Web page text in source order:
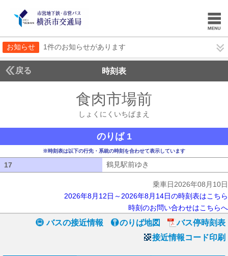
お知らせ 1件のお知らせがあります
戻る 時刻表
食肉市場前
しょくにくいちばまえ
のりば 1
※時刻表は以下の行先・系統の時刻を合わせて表示しています
17 鶴見駅前ゆき
乗車日2026年08月10日
2026年8月12日～2026年8月14日の時刻表はこちら
時刻のお問い合わせはこちらへ
バスの接近情報 のりば地図
バス停時刻表
接近情報コード印刷